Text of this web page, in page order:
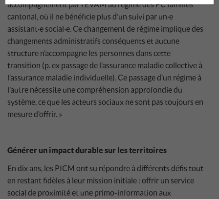
accompagnement par l’EVAM au régime des PC familles
cantonal, où il ne bénéficie plus d’un suivi par un·e
assistant·e social·e. Ce changement de régime implique des
changements administratifs conséquents et aucune
structure n’accompagne les personnes dans cette
transition (p. ex passage de l’assurance maladie collective à
l’assurance maladie individuelle). Ce passage d’un régime à
l’autre nécessite une compréhension approfondie du
système, ce que les acteurs sociaux ne sont pas toujours en
mesure d’offrir. »
Générer un impact durable sur les territoires
En dix ans, les PICM ont su répondre à différents défis tout
en restant fidèles à leur mission initiale : offrir un service
social de proximité et une primo-information aux